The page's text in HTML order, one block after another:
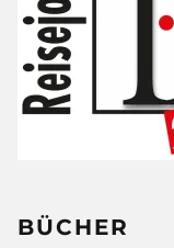
BÜCHER